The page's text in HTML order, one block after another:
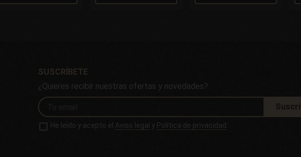
SUSCRÍBETE
¿Quieres recibir nuestras ofertas y novedades?
He leído y acepto el Aviso legal y Política de privacidad